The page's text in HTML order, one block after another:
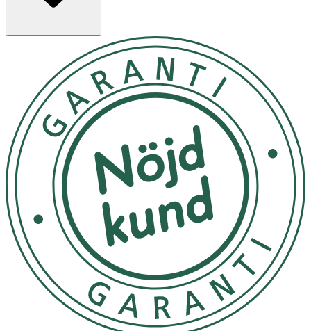
" Aqua/Water/Eau, Cetyl Alcohol, Propylene Glycol,
Cetearyl Alcohol, Guar Hydroxypropyltrimonium Chloride,
Vaccinium Myrtillus Fruit Extract, Helianthus Annuus
(Sunflower) Seed Oil, Glycerin,
Amodimethicone/Morpholinomethyl Silsesquioxane
Copolymer, Pentaerythrityl Tetra-Di-T-Butyl
Hydroxyhydrocinnamate, Propanediol, Behentrimonium
Chloride, Quaternium-95, Trideceth-5, Dehydroacetic
Acid, Potassium Sorbate, Benzoic Acid, Sorbic Acid, Alpha-
Isomethyl Ionone, Benzyl Salicylate, Citronellol, Geraniol,
Hexamethylindanopyran, Hydroxycitronellal, Hexyl
Cinnamal, Linalool, Phenoxyethanol, Parfum/Fragrance,
Basic Red 76, Basic Blue 99 "